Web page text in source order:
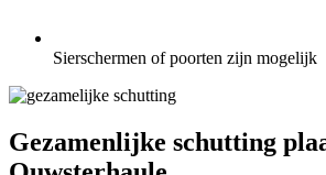
Sierschermen of poorten zijn mogelijk
Gezamenlijke schutting